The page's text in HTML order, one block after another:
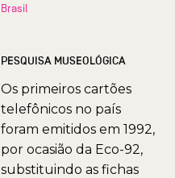
Brasil
PESQUISA MUSEOLÓGICA
Os primeiros cartões
telefônicos no país
foram emitidos em 1992,
por ocasião da Eco-92,
substituindo as fichas